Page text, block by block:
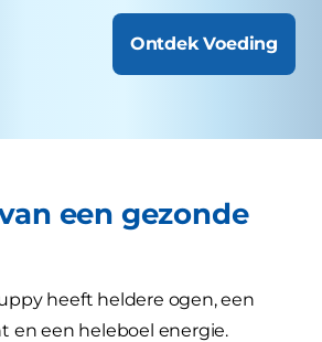
Ontdek Voeding
een gezonde
heeft heldere ogen, een
en een heleboel energie.